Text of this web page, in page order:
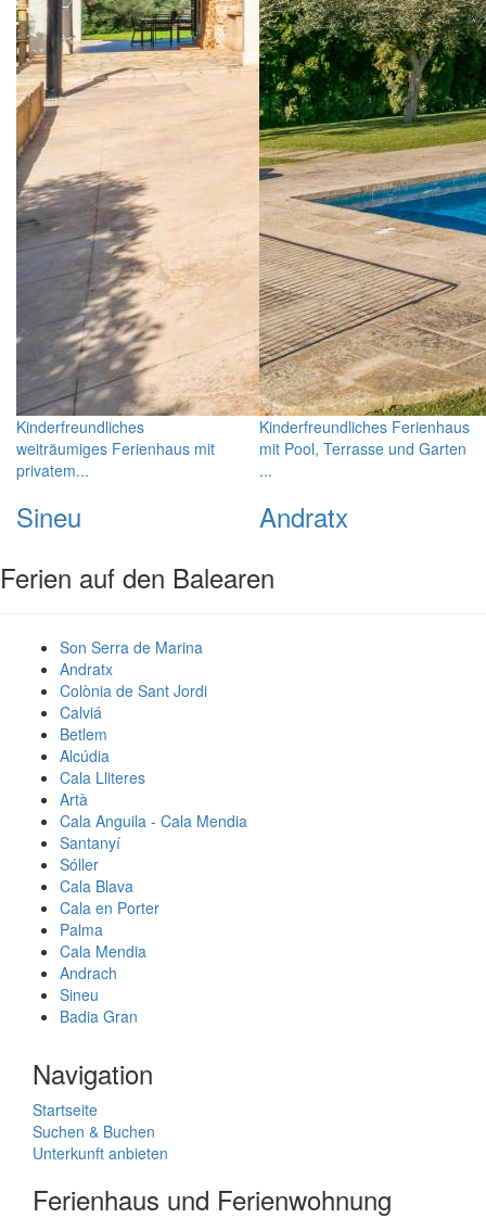
Kinderfreundliches
weiträumiges Ferienhaus mit
privatem...
Sineu
Kinderfreundliches Ferienhaus
mit Pool, Terrasse und Garten
...
Andratx
Ferien auf den Balearen
Son Serra de Marina
Andratx
Colònia de Sant Jordi
Calviá
Betlem
Alcúdia
Cala Lliteres
Artà
Cala Anguila - Cala Mendia
Santanyí
Sóller
Cala Blava
Cala en Porter
Palma
Cala Mendia
Andrach
Sineu
Badia Gran
Navigation
Startseite
Suchen & Buchen
Unterkunft anbieten
Ferienhaus und Ferienwohnung